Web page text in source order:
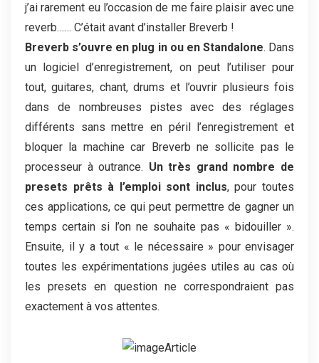
j’ai rarement eu l’occasion de me faire plaisir avec une
reverb…… C’était avant d’installer Breverb !
Breverb s’ouvre en plug in ou en Standalone. Dans
un logiciel d’enregistrement, on peut l’utiliser pour
tout, guitares, chant, drums et l’ouvrir plusieurs fois
dans de nombreuses pistes avec des réglages
différents sans mettre en péril l’enregistrement et
bloquer la machine car Breverb ne sollicite pas le
processeur à outrance. Un très grand nombre de
presets prêts à l’emploi sont inclus, pour toutes
ces applications, ce qui peut permettre de gagner un
temps certain si l’on ne souhaite pas « bidouiller ».
Ensuite, il y a tout « le nécessaire » pour envisager
toutes les expérimentations jugées utiles au cas où
les presets en question ne correspondraient pas
exactement à vos attentes.